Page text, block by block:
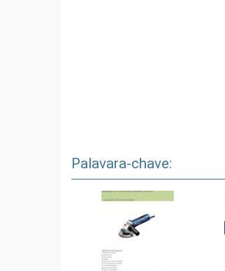
Palavara-chave: